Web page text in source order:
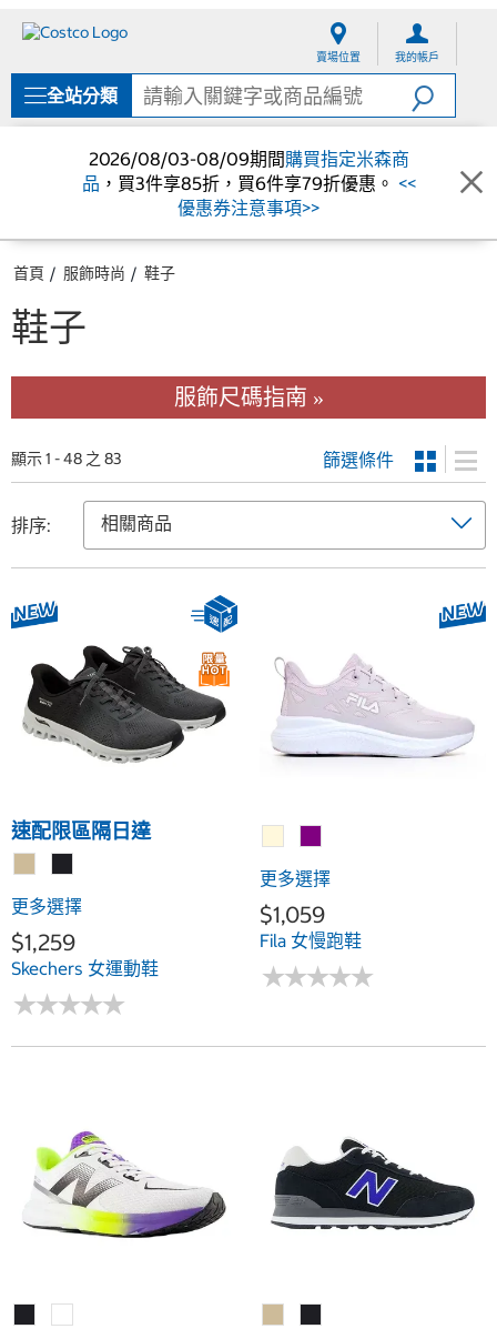
單
賣場位置 我的帳戶
全站分類
2026/08/03-08/09期間購買指定米森商
品 ，買3件享85折，買6件享79折優惠。 <<
優惠券注意事項>>
首頁 服飾時尚 鞋子
鞋子
服飾尺碼指南 »
顯示 1 - 48 之 83 篩選條件
排序:
速配限區隔日達
更多選擇
$1,259
Skechers 女運動鞋
★★★★★
★★★★★
更多選擇
$1,059
Fila 女慢跑鞋
★★★★★
★★★★★